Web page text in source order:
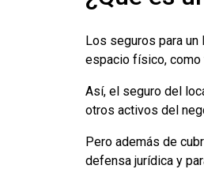
Los seguros para
espacio físico,
Así, el seguro del
otros activos del
Pero además de
defensa jurídica y